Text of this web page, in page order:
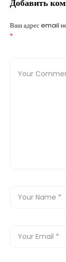
Добавить
Ваш адрес email не
*